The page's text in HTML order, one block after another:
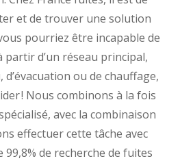
et de trouver une solution
pourriez être incapable de
partir d’un réseau principal,
d’évacuation ou de chauffage,
! Nous combinons à la fois
avec la combinaison
effectuer cette tâche avec
de recherche de fuites